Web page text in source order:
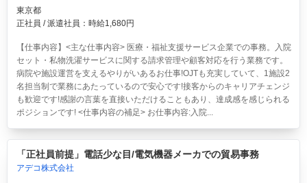
東京都
正社員 / 派遣社員：時給1,680円
【仕事内容】<主な仕事内容> 医療・福祉支援サービス企業での事務。入院
セット・私物洗濯サービスに関する請求管理や顧客対応を行う業務です。
病院や施設運営を支えるやりがいあるお仕事!OJTも充実していて、1施設2
名担当制で業務にあたっているので安心です!接客からのキャリアチェンジ
も歓迎です!感謝の言葉を直接いただけることもあり、達成感を感じられる
ポジションです! <仕事内容の補足> お仕事内容:入院...
「正社員前提」電話少な目/電気機器メーカでの貿易事務
アデコ株式会社